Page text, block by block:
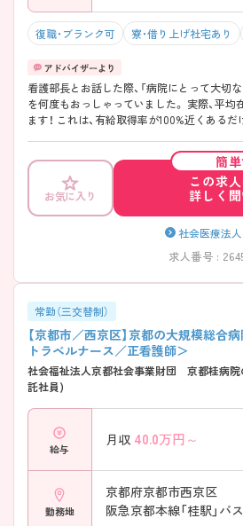
復職・ブランク可 寮・借り上げ社宅あり
看護部長とお話した際、「病院にとって大切
を何度もおっしゃっていました。 実際、平均在職年数は10年を超えてい
ます！ これは、有給取得率が100%近くあるだけでなく、育児支援や院内
お気に入り
簡単
この求
詳しく
社会医療法
求人番号 :
常勤（三交替制）
【京都市／西京区】京都の大規模総合
トラベルナース／正看護師＞
社会福祉法人京都社会事業財団 京都桂病院
託社員)
給与
月収 40.0万円～
勤務地
京都府京都市西京区
阪急京都本線「桂駅」バ